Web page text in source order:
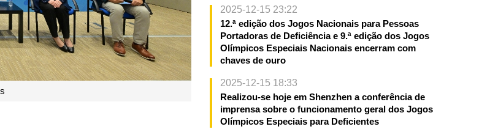
2025-12-15 23:22
12.ª edição dos Jogos Nacionais para Pessoas
Portadoras de Deficiência e 9.ª edição dos Jogos
Olímpicos Especiais Nacionais encerram com
chaves de ouro
2025-12-15 18:33
Realizou-se hoje em Shenzhen a conferência de
imprensa sobre o funcionamento geral dos Jogos
Olímpicos Especiais para Deficientes